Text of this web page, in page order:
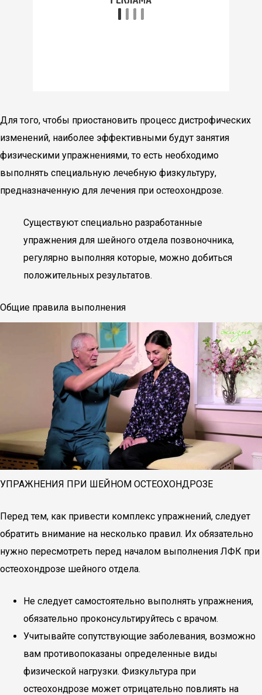
Для того, чтобы приостановить процесс дистрофических
изменений, наиболее эффективными будут занятия
физическими упражнениями, то есть необходимо
выполнять специальную лечебную физкультуру,
предназначенную для лечения при остеохондрозе.
Существуют специально разработанные
упражнения для шейного отдела позвоночника,
регулярно выполняя которые, можно добиться
положительных результатов.
Общие правила выполнения
УПРАЖНЕНИЯ ПРИ ШЕЙНОМ ОСТЕОХОНДРОЗЕ
Перед тем, как привести комплекс упражнений, следует
обратить внимание на несколько правил. Их обязательно
нужно пересмотреть перед началом выполнения ЛФК при
остеохондрозе шейного отдела.
Не следует самостоятельно выполнять упражнения,
обязательно проконсультируйтесь с врачом.
Учитывайте сопутствующие заболевания, возможно
вам противопоказаны определенные виды
физической нагрузки. Физкультура при
остеохондрозе может отрицательно повлиять на